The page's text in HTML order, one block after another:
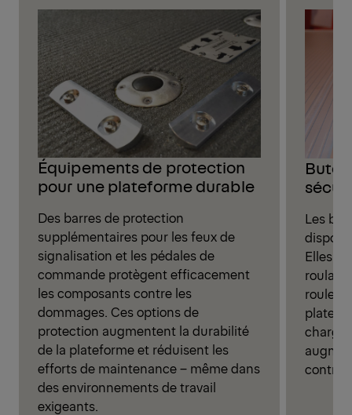
Équipements de protection
pour une plateforme durable
Des barres de protection
supplémentaires pour les feux de
signalisation et les pédales de
commande protègent efficacement
les composants contre les
dommages. Ces options de
protection augmentent la durabilité
de la plateforme et réduisent les
efforts de maintenance – même dans
des environnements de travail
exigeants.
Les
Elles
rouler